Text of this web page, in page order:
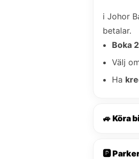
i Johor
betalar.
Boka
Välj
Ha
🚙 Köra
🅿️